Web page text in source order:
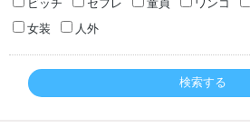
ビッチ
セフレ 童貞 ワンコ
女装
人外
検索する